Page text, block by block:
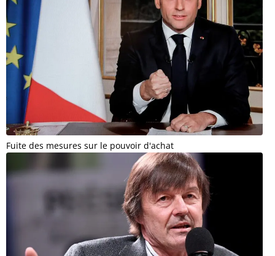
Fuite des mesures sur le pouvoir d'achat